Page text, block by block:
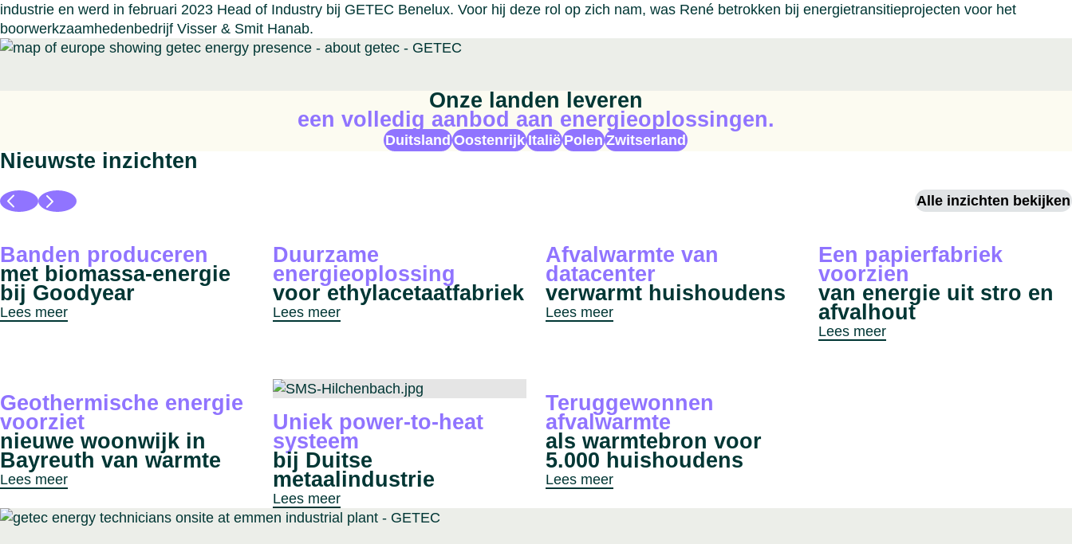
industrie en werd in februari 2023 Head of Industry bij GETEC Benelux. Voor hij deze rol op zich nam, was René betrokken bij energietransitieprojecten voor het
boorwerkzaamhedenbedrijf Visser & Smit Hanab.
Onze landen leveren
een volledig aanbod aan energieoplossingen.
Duitsland Oostenrijk Italië Polen Zwitserland
Nieuwste inzichten
Alle inzichten bekijken
Banden produceren
met biomassa-energie
bij Goodyear
Lees meer
Duurzame
energieoplossing
voor ethylacetaat­fabriek
Lees meer
Afvalwarmte van
datacenter
verwarmt huishoudens
Lees meer
Een papierfabriek
voorzien
van energie uit stro en
afvalhout
Lees meer
Geothermische energie
voorziet
nieuwe woonwijk in
Bayreuth van warmte
Lees meer
Uniek power-to-heat
systeem
bij Duitse
metaalindustrie
Lees meer
Teruggewonnen
afvalwarmte
als warmtebron voor
5.000 huishoudens
Lees meer